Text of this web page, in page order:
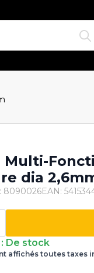
Multi-
dia
8090026EAN:
De stock
affichés toutes taxes